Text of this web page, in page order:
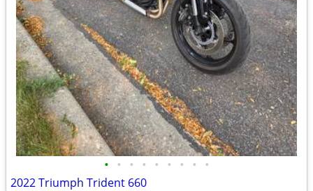
• • • • • • • • •
2022 Triumph Trident 660